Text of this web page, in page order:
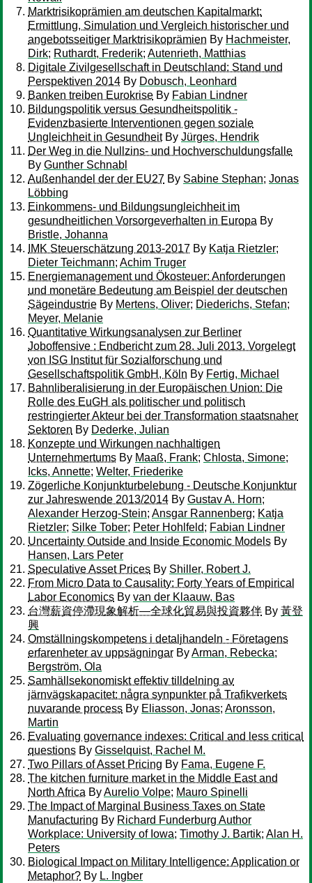
Marktrisikoprämien am deutschen Kapitalmarkt:
Ermittlung, Simulation und Vergleich historischer und
angebotsseitiger Marktrisikoprämien By Hachmeister,
Dirk; Ruthardt, Frederik; Autenrieth, Matthias
Digitale Zivilgesellschaft in Deutschland: Stand und
Perspektiven 2014 By Dobusch, Leonhard
Banken treiben Eurokrise By Fabian Lindner
Bildungspolitik versus Gesundheitspolitik -
Evidenzbasierte Interventionen gegen soziale
Ungleichheit in GesundheitBy Jürges, Hendrik
Der Weg in die Nullzins- und Hochverschuldungsfalle
By Gunther Schnabl
Außenhandel der der EU27 By Sabine Stephan; Jonas
Löbbing
Einkommens- und Bildungsungleichheit im
gesundheitlichen Vorsorgeverhalten in Europa By
Bristle, Johanna
IMK Steuerschätzung 2013-2017 By Katja Rietzler;
Dieter Teichmann; Achim Truger
Energiemanagement und Ökosteuer: Anforderungen
und monetäre Bedeutung am Beispiel der deutschen
Sägeindustrie By Mertens, Oliver; Diederichs, Stefan;
Meyer, Melanie
Quantitative Wirkungsanalysen zur Berliner
Joboffensive : Endbericht zum 28. Juli 2013. Vorgelegt
von ISG Institut für Sozialforschung und
Gesellschaftspolitik GmbH, Köln By Fertig, Michael
Bahnliberalisierung in der Europäischen Union: Die
Rolle des EuGH als politischer und politisch
restringierter Akteur bei der Transformation staatsnaher
Sektoren By Dederke, Julian
Konzepte und Wirkungen nachhaltigen
Unternehmertums By Maaß, Frank; Chlosta, Simone;
Icks, Annette; Welter, Friederike
Zögerliche Konjunkturbelebung - Deutsche Konjunktur
zur Jahreswende 2013/2014 By Gustav A. Horn;
Alexander Herzog-Stein; Ansgar Rannenberg; Katja
Rietzler; Silke Tober; Peter Hohlfeld; Fabian Lindner
Uncertainty Outside and Inside Economic Models By
Hansen, Lars Peter
Speculative Asset Prices By Shiller, Robert J.
From Micro Data to Causality: Forty Years of Empirical
Labor Economics By van der Klaauw, Bas
台灣薪資停滯現象解析—全球化貿易與投資夥伴 By 黃登
興
Omställningskompetens i detaljhandeln - Företagens
erfarenheter av uppsägningar ByArman, Rebecka;
Bergström, Ola
Samhällsekonomiskt effektiv tilldelning av
järnvägskapacitet: några synpunkter på Trafikverkets
nuvarande process By Eliasson, Jonas; Aronsson,
Martin
Evaluating governance indexes: Critical and less critical
questions By Gisselquist, Rachel M.
Two Pillars of Asset Pricing By Fama, Eugene F.
The kitchen furniture market in the Middle East and
North Africa ByAurelio Volpe; Mauro Spinelli
The Impact of Marginal Business Taxes on State
Manufacturing By Richard Funderburg Author
Workplace: University of Iowa; Timothy J. Bartik; Alan H.
Peters
Biological Impact on Military Intelligence: Application or
Metaphor? By L. Ingber